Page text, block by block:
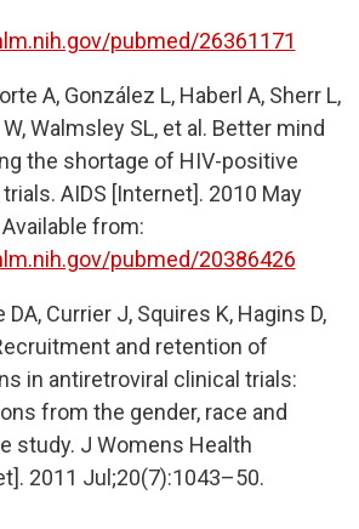
pubmed/26361171
A, González L, Haberl A, Sherr L,
Walmsley SL, et al. Better mind
the shortage of HIV-positive
AIDS [Internet]. 2010 May
from:
pubmed/20386426
DA, Currier J, Squires K, Hagins D,
and retention of
in antiretroviral clinical trials:
from the gender, race and
study. J Womens Health
2011 Jul;20(7):1043–50.